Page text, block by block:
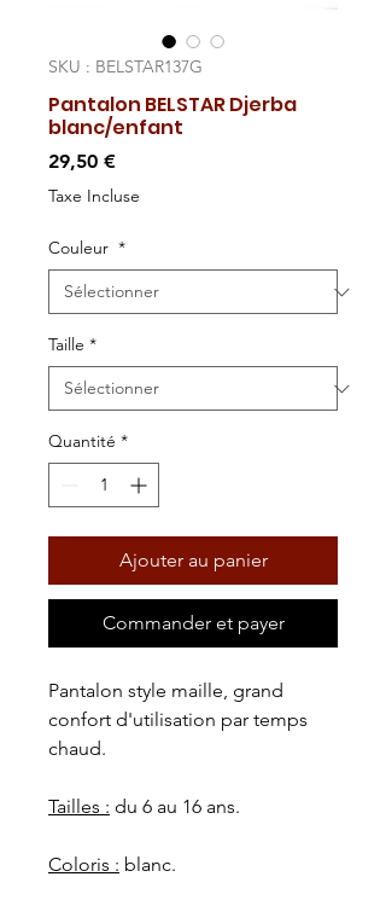
SKU : BELSTAR137G
Pantalon BELSTAR Djerba
blanc/enfant
29,50 €Prix
Taxe Incluse
Couleur *
Taille *
Quantité *
Ajouter au panier
Commander et payer
Pantalon style maille, grand
confort d'utilisation par temps
chaud.
Tailles : du 6 au 16 ans.
Coloris : blanc.